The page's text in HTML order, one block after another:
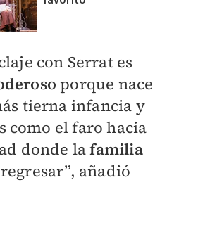
con Serrat es
porque nace
tierna infancia y
como el faro hacia
donde lafamilia
añadió